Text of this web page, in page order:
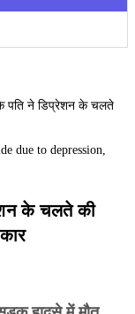
due to depression,
के चलते की